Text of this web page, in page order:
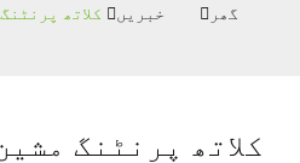
گھر خبریں
کلاتھ
کلاتھ پرنٹنگ